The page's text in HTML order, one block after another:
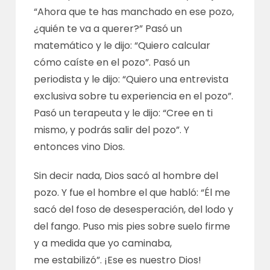
“Ahora que te has manchado en ese pozo,
¿quién te va a querer?” Pasó un
matemático y le dijo: “Quiero calcular
cómo caíste en el pozo”. Pasó un
periodista y le dijo: “Quiero una entrevista
exclusiva sobre tu experiencia en el pozo”.
Pasó un terapeuta y le dijo: “Cree en ti
mismo, y podrás salir del pozo”. Y
entonces vino Dios.
Sin decir nada, Dios sacó al hombre del
pozo. Y fue el hombre el que habló: “Él me
sacó del foso de desesperación, del lodo y
del fango. Puso mis pies sobre suelo firme
y a medida que yo caminaba,
me estabilizó”. ¡Ese es nuestro Dios!